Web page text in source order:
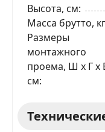
Высота, см
Масса брутто, кг
Размеры
монтажного
проема, Ш x Г x
см